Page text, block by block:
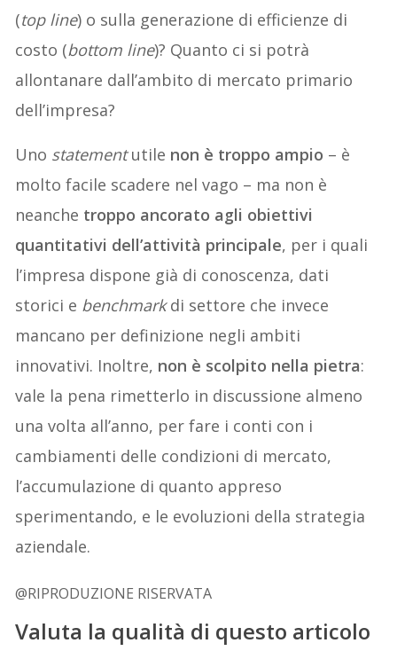
(top line) o sulla generazione di efficienze di
costo (bottom line)? Quanto ci si potrà
allontanare dall’ambito di mercato primario
dell’impresa?
Uno statementutile non è troppo ampio – è
molto facile scadere nel vago – ma non è
neanche troppo ancorato agli obiettivi
quantitativi dell’attività principale, per i quali
l’impresa dispone già di conoscenza, dati
storici e benchmarkdi settore che invece
mancano per definizione negli ambiti
innovativi. Inoltre, non è scolpito nella pietra:
vale la pena rimetterlo in discussione almeno
una volta all’anno, per fare i conti con i
cambiamenti delle condizioni di mercato,
l’accumulazione di quanto appreso
sperimentando, e le evoluzioni della strategia
aziendale.
@RIPRODUZIONE RISERVATA
Valuta la qualità di questo articolo